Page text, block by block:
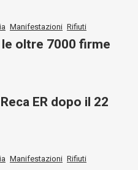
Manifestazioni Rifiuti
oltre 7000 firme
ER dopo il 22
Manifestazioni Rifiuti